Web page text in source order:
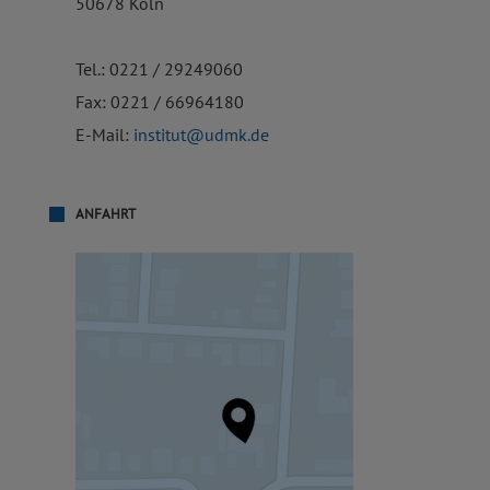
50678 Köln
Tel.: 0221 / 29249060
Fax: 0221 / 66964180
E-Mail: institut@udmk.de
ANFAHRT